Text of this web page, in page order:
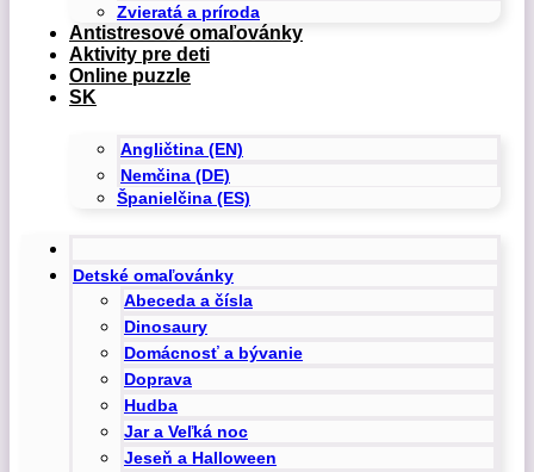
Zvieratá a príroda
Antistresové omaľovánky
Aktivity pre deti
Online puzzle
SK
Angličtina (EN)
Nemčina (DE)
Španielčina (ES)
Detské omaľovánky
Abeceda a čísla
Dinosaury
Domácnosť a bývanie
Doprava
Hudba
Jar a Veľká noc
Jeseň a Halloween